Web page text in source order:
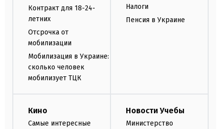
Контракт для 18-24-
летних
Отсрочка от
мобилизации
Мобилизация в Украине:
сколько человек
мобилизует ТЦК
Налоги
Пенсия в Украине
Кино
Самые интересные
Новости Учебы
Министерство